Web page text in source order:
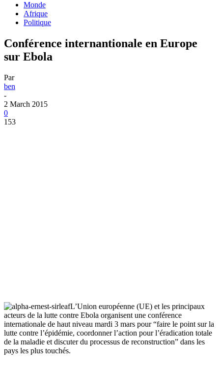
Monde
Afrique
Politique
Conférence internantionale en Europe
sur Ebola
Par
ben
-
2 March 2015
0
153
L’Union européenne (UE) et les principaux
acteurs de la lutte contre Ebola organisent une conférence
internationale de haut niveau mardi 3 mars pour “faire le point sur la
lutte contre l’épidémie, coordonner l’action pour l’éradication totale
de la maladie et discuter du processus de reconstruction” dans les
pays les plus touchés.